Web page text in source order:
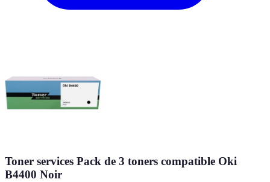
Toner services Pack de 3 toners compatible Oki
B4400 Noir